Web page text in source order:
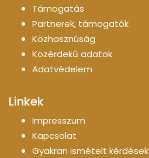
Támogatás
Partnerek, támogatók
Közhasznúság
Közérdekű adatok
Adatvédelem
Linkek
Impresszum
Kapcsolat
Gyakran ismételt kérdések